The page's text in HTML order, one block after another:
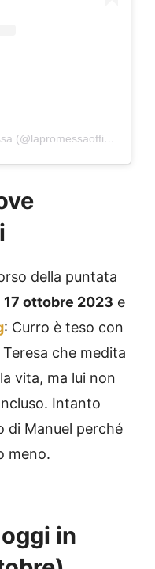
Un post condiviso da La Promessa (@lapromessaofficial)
della puntata
17 ottobre 2023 e
: Curro è teso con
che medita
vita, ma lui non
Intanto
di Manuel perché
meno.
in